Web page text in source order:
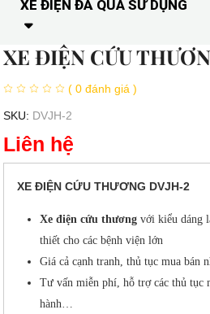
XE ĐIỆN ĐÃ QUA SỬ DỤNG
XE ĐIỆN CỨU
( 0 đánh giá )
SKU: DVJH-2
Liên hệ
XE ĐIỆN CỨU THƯƠNG DVJH-2
Xe điện cứu thương với kiểu dáng
thiết cho các bệnh viện lớn
Giá cả cạnh tranh, thủ tục mua bán
Tư vấn miễn phí, hỗ trợ các thủ tục
hành…